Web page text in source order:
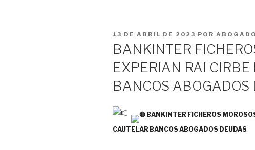
PUBLICADO
13 DE ABRIL DE 2023 POR
BANKINTER
EXPERIAN RAI
BANCOS ABOGADOS
BANKINTER FICHEROS
CAUTELAR BANCOS ABOGADOS DEUDAS